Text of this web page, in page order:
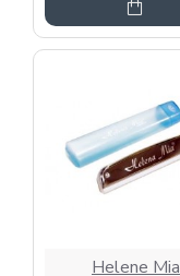
Helene Mia